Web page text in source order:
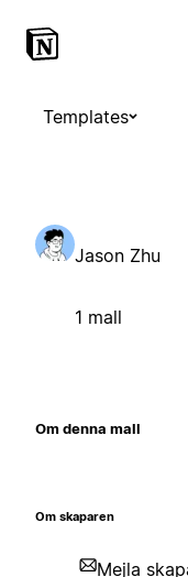
Templates
Jason Zhu
1 mall
Om denna mall
Om skaparen
Mejla